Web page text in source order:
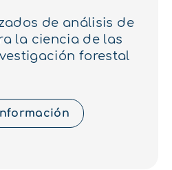
de análisis de
la ciencia de las
forestal